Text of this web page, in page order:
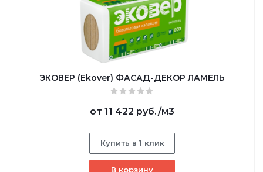
ЭКОВЕР (Ekover) ФАСАД-ДЕКОР ЛАМЕЛЬ
от 11 422 руб./м3
Купить в 1 клик
В корзину